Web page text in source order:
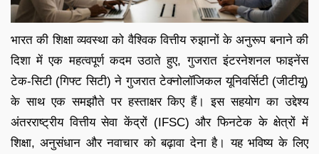
भारत की शिक्षा व्यवस्था को वैश्विक वित्तीय रुझानों के अनुरूप बनाने की
दिशा में एक महत्वपूर्ण कदम उठाते हुए, गुजरात इंटरनेशनल फाइनेंस
टेक-सिटी (गिफ्ट सिटी) ने गुजरात टेक्नोलॉजिकल यूनिवर्सिटी (जीटीयू)
के साथ एक समझौते पर हस्ताक्षर किए हैं। इस सहयोग का उद्देश्य
अंतरराष्ट्रीय वित्तीय सेवा केंद्रों (IFSC) और फिनटेक के क्षेत्रों में
शिक्षा, अनुसंधान और नवाचार को बढ़ावा देना है। यह भविष्य के लिए